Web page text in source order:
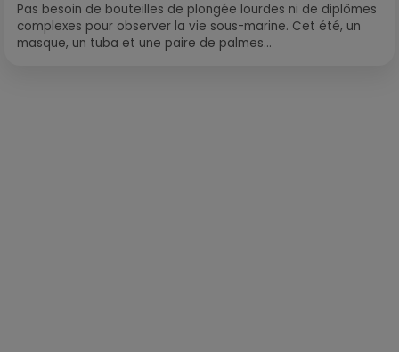
Pas besoin de bouteilles de plongée lourdes ni de diplômes
complexes pour observer la vie sous-marine. Cet été, un
masque, un tuba et une paire de palmes...